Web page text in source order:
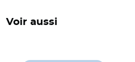
Voir aussi